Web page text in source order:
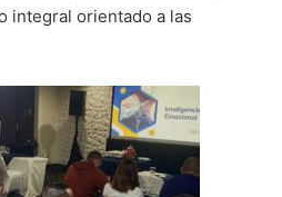
integral orientado a las